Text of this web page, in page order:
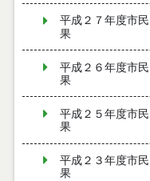
平成２７年度市
果
平成２６年度市
果
平成２５年度市
果
平成２３年度市
果